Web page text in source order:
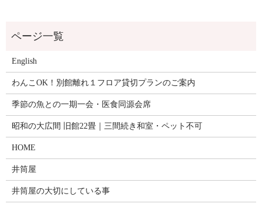
English
わんこOK！別館離れ１フロア貸切プランのご案内
季節の魚との一期一会・医食同源会席
昭和の大広間 旧館22畳｜三間続き和室・ペット不可
HOME
井筒屋
井筒屋の大切にしている事